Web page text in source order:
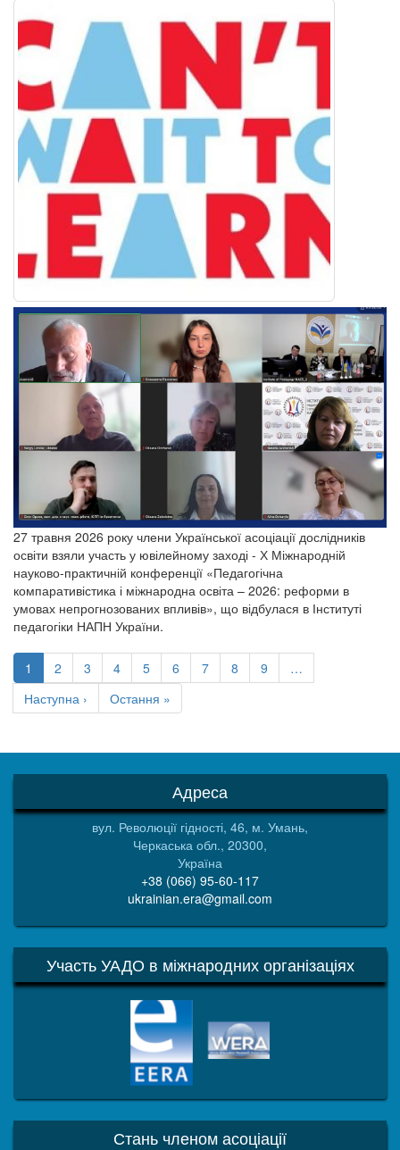
27 травня 2026 року члени Української асоціації дослідників
освіти взяли участь у ювілейному заході - Х Міжнародній
науково-практичній конференції «Педагогічна
компаративістика і міжнародна освіта – 2026: реформи в
умовах непрогнозованих впливів», що відбулася в Інституті
педагогіки НАПН України.
Розбивка
на
сторінки
Поточна
сторінка
1 Сторінка
2 Сторінка
3 Сторінка
4 Сторінка
5 Сторінка
6 Сторінка
7 Сторінка
8 Сторінка
9
…
Наступна
сторінка
Наступна ›
Остання
сторінка
Остання »
Адреса
вул. Революції гідності, 46, м. Умань,
Черкаська обл., 20300,
Україна
+38 (066) 95-60-117
ukrainian.era@gmail.com
Участь УАДО в міжнародних організаціях
Стань членом асоціації